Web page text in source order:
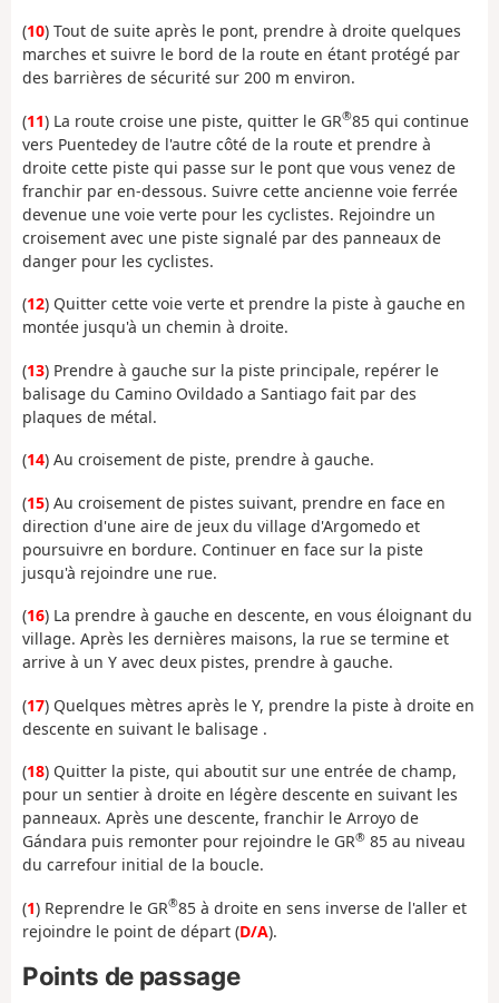
(10) Tout de suite après le pont, prendre à droite quelques
marches et suivre le bord de la route en étant protégé par
des barrières de sécurité sur 200 m environ.
(11) La route croise une piste, quitter le GR®85 qui continue
vers Puentedey de l'autre côté de la route et prendre à
droite cette piste qui passe sur le pont que vous venez de
franchir par en-dessous. Suivre cette ancienne voie ferrée
devenue une voie verte pour les cyclistes. Rejoindre un
croisement avec une piste signalé par des panneaux de
danger pour les cyclistes.
(12) Quitter cette voie verte et prendre la piste à gauche en
montée jusqu'à un chemin à droite.
(13) Prendre à gauche sur la piste principale, repérer le
balisage du Camino Ovildado a Santiago fait par des
plaques de métal.
(14) Au croisement de piste, prendre à gauche.
(15) Au croisement de pistes suivant, prendre en face en
direction d'une aire de jeux du village d'Argomedo et
poursuivre en bordure. Continuer en face sur la piste
jusqu'à rejoindre une rue.
(16) La prendre à gauche en descente, en vous éloignant du
village. Après les dernières maisons, la rue se termine et
arrive à un Y avec deux pistes, prendre à gauche.
(17) Quelques mètres après le Y, prendre la piste à droite en
descente en suivant le balisage .
(18) Quitter la piste, qui aboutit sur une entrée de champ,
pour un sentier à droite en légère descente en suivant les
panneaux. Après une descente, franchir le Arroyo de
Gándara puis remonter pour rejoindre le GR® 85 au niveau
du carrefour initial de la boucle.
(1) Reprendre le GR®85 à droite en sens inverse de l'aller et
rejoindre le point de départ (D/A).
Points de passage